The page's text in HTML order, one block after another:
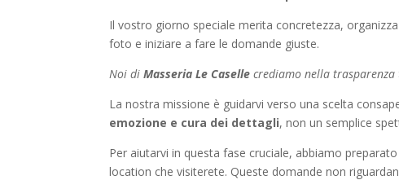
Il vostro giorno speciale merita concretezza,
foto e iniziare a fare le domande giuste.
Noi diMasseria Le Caselle crediamo nella trasparenza
La nostra missione è guidarvi verso una scelta
emozione e cura dei dettagli, non un semplice
Per aiutarvi in questa fase cruciale, abbiamo
location che visiterete. Queste domande non